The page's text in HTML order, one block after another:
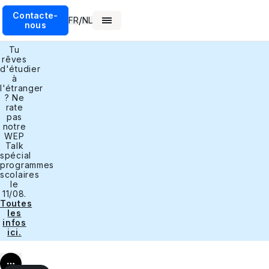
Contacte-
nous
FR/NL
Tu
rêves
d'étudier
à
l'étranger
? Ne
rate
pas
notre
WEP
Talk
spécial
programmes
scolaires
le
11/08.
Toutes
les
infos
ici.